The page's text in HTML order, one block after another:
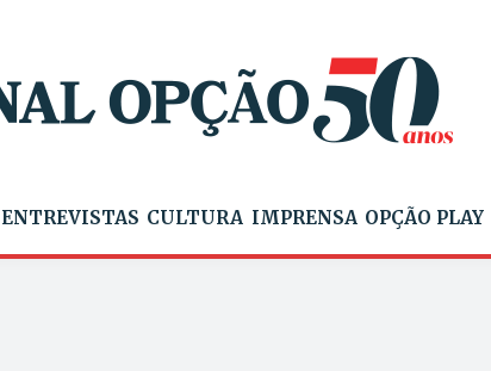
ENTREVISTAS CULTURA IMPRENSA OPÇÃO PLAY